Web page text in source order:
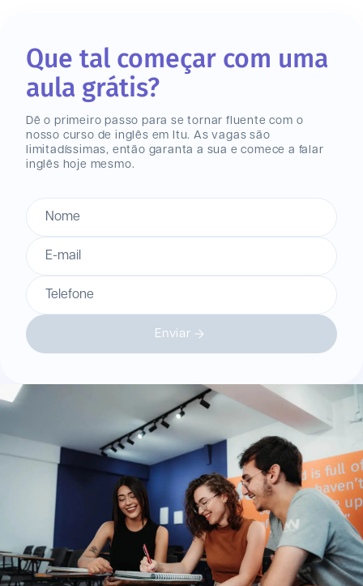
Que tal começar com uma
aula grátis?
Dê o primeiro passo para se tornar fluente com o
nosso curso de inglês em Itu. As vagas são
limitadíssimas, então garanta a sua e comece a falar
inglês hoje mesmo.
Nome
E-mail
Telefone
Enviar